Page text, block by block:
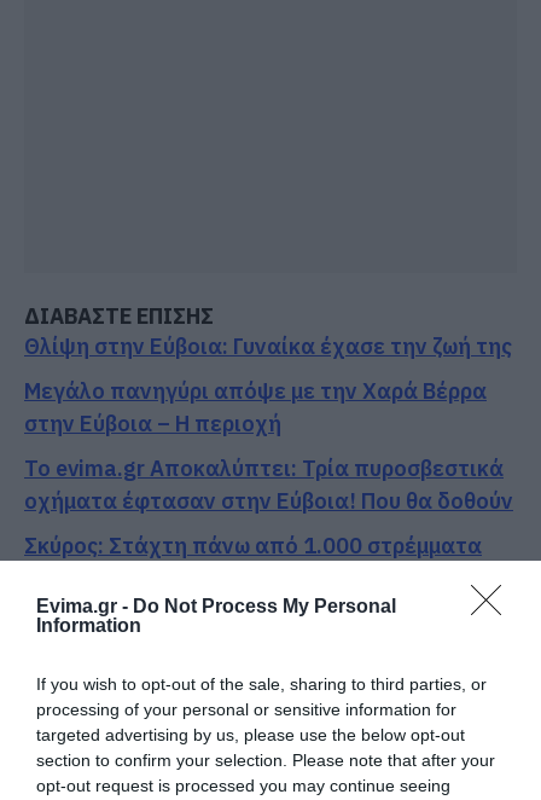
Evima.gr - Do Not Process My Personal
Information
If you wish to opt-out of the sale, sharing to third parties, or
processing of your personal or sensitive information for
targeted advertising by us, please use the below opt-out
section to confirm your selection. Please note that after your
opt-out request is processed you may continue seeing
ΔΙΑΒΑΣΤΕ ΕΠΙΣΗΣ
Θλίψη στην Εύβοια: Γυναίκα έχασε την ζωή της
Μεγάλο πανηγύρι απόψε με την Χαρά Βέρρα
στην Εύβοια – Η περιοχή
Το evima.gr Αποκαλύπτει: Τρία πυροσβεστικά
οχήματα έφτασαν στην Εύβοια! Που θα δοθούν
Σκύρος: Στάχτη πάνω από 1.000 στρέμματα
Διαβάστε όλες τις ειδήσεις για την Εύβοια
Διαβάστε όλες τις τελευταίες ειδήσειςγια την
Ελλάδακαι τονΚόσμοστοevima.gr